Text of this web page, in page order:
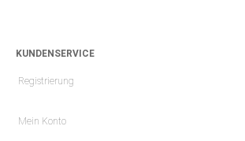
KUNDENSERVICE
Registrierung
Mein Konto